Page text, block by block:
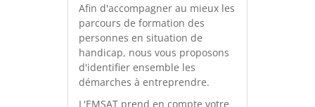
Afin d'accompagner au mieux les
parcours de formation des
personnes en situation de
handicap, nous vous proposons
d'identifier ensemble les
démarches à entreprendre.
L'EMSAT prend en compte votre